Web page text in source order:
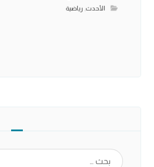
الأحدث, رياضية